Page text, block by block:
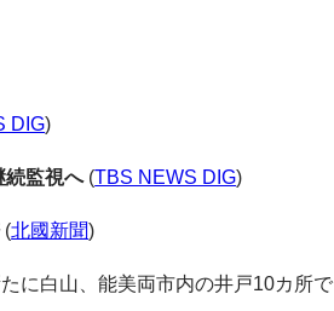
DIG)
続監視へ(TBS NEWS DIG)
(北國新聞)
に白山、能美両市内の井戸10カ所で